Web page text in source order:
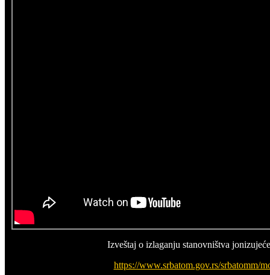
Izveštaj o izlaganju stanovništva
https://www.srbatom.gov.rs/srbatomm/